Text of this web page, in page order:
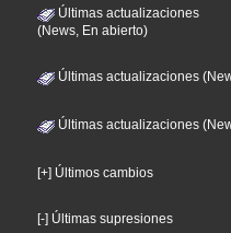
Últimas actualizaciones
(News, En abierto)
Últimas actualizaciones
Últimas actualizaciones
[+] Últimos cambios
[-] Últimas supresiones